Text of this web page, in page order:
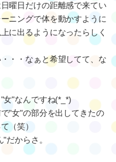
曜日だけの距離感で来てい
ニングで体を動かすように
に出るようになったらしく
・・なぁと希望してて、な
女"なんですね(*_*)
"女"の部分を出してきたの
（笑）
だからさ。